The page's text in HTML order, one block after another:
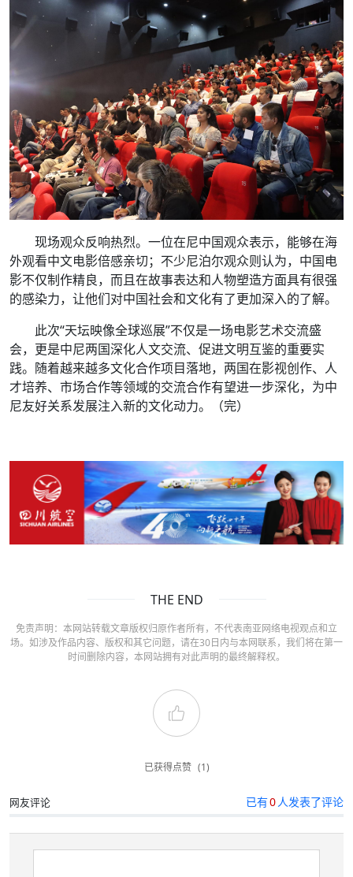
现场观众反响热烈。一位在尼中国观众表示，能够在海
外观看中文电影倍感亲切；不少尼泊尔观众则认为，中国电
影不仅制作精良，而且在故事表达和人物塑造方面具有很强
的感染力，让他们对中国社会和文化有了更加深入的了解。
此次“天坛映像全球巡展”不仅是一场电影艺术交流盛
会，更是中尼两国深化人文交流、促进文明互鉴的重要实
践。随着越来越多文化合作项目落地，两国在影视创作、人
才培养、市场合作等领域的交流合作有望进一步深化，为中
尼友好关系发展注入新的文化动力。（完）
THE END
免责声明：本网站转载文章版权归原作者所有，不代表南亚网络电视观点和立
场。如涉及作品内容、版权和其它问题，请在30日内与本网联系，我们将在第一
时间删除内容，本网站拥有对此声明的最终解释权。
已获得点赞 (1)
网友评论 已有0 人发表了评论